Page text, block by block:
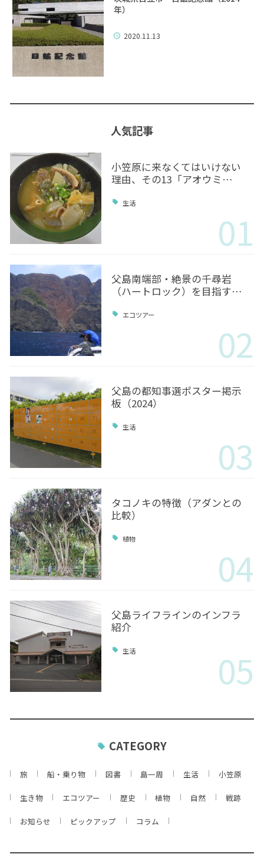
年）
2020.11.13
人気記事
小笠原に来なくてはいけない
理由、その13「アオウミ…
生活
01
父島南端部・絶景の千尋岩
（ハートロック）を目指す…
エコツアー
02
父島の都知事選ポスター掲示
板（2024）
生活
03
タコノキの特徴（アダンとの
比較）
植物
04
父島ライフラインのインフラ
紹介
生活 05
CATEGORY
旅 船・乗り物 図書 島一周 生活 小笠原
生き物 エコツアー 歴史 植物 自然 戦跡
お知らせ ピックアップ コラム